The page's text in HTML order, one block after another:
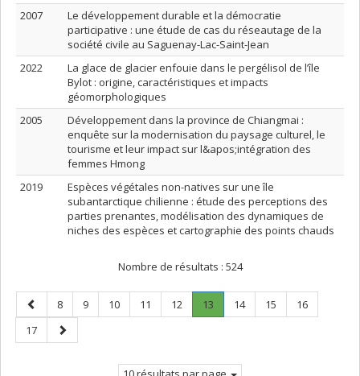
2007
Le développement durable et la démocratie
participative : une étude de cas du réseautage de la
société civile au Saguenay-Lac-Saint-Jean
2022
La glace de glacier enfouie dans le pergélisol de l’île
Bylot : origine, caractéristiques et impacts
géomorphologiques
2005
Développement dans la province de Chiangmai :
enquête sur la modernisation du paysage culturel, le
tourisme et leur impact sur l&apos;intégration des
femmes Hmong
2019
Espèces végétales non-natives sur une île
subantarctique chilienne : étude des perceptions des
parties prenantes, modélisation des dynamiques de
niches des espèces et cartographie des points chauds
Nombre de résultats : 524
Page
précédente
Page
8 Page
9 Page
10 Page
11 Page
12 Page
13
Page
Page
14 Page
15 Page
16
Page
17
Page
suivante